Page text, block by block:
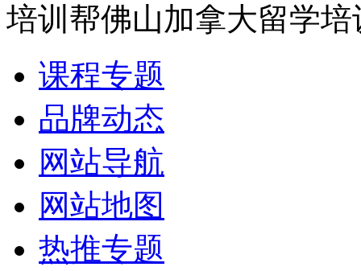
培训帮佛山加拿大留学
课程专题
品牌动态
网站导航
网站地图
热推专题